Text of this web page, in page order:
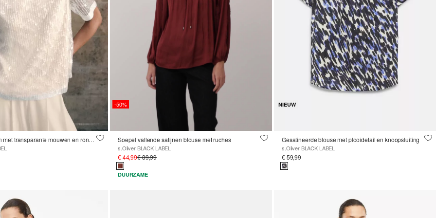
Shirt van pailletten met transparante mouwen en ronde halslijn
-50%
Soepel vallende satijnen blouse met ruches
s.Oliver BLACK LABEL
€ 44,99€ 89,99
DUURZAME
NIEUW
Gesatineerde blouse met plooidetail en knoopsluiting
s.Oliver BLACK LABEL
€ 59,99